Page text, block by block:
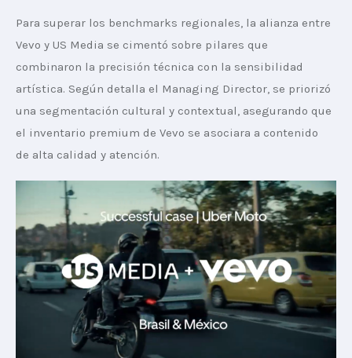
Para superar los benchmarks regionales, la alianza entre
Vevo y US Media se cimentó sobre pilares que
combinaron la precisión técnica con la sensibilidad
artística. Según detalla el Managing Director, se priorizó
una segmentación cultural y contextual, asegurando que
el inventario premium de Vevo se asociara a contenido
de alta calidad y atención.